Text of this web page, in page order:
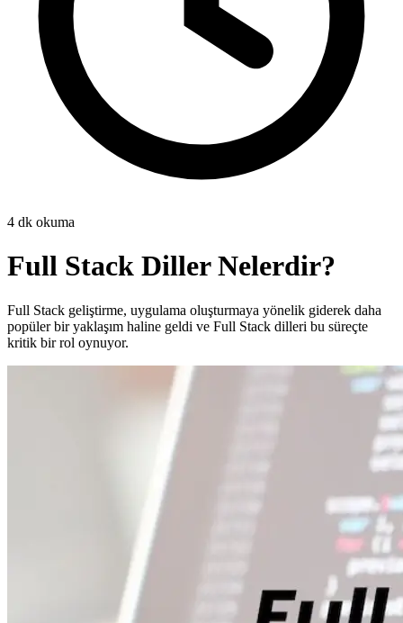
4 dk okuma
Full Stack Diller Nelerdir?
Full Stack geliştirme, uygulama oluşturmaya yönelik giderek daha
popüler bir yaklaşım haline geldi ve Full Stack dilleri bu süreçte
kritik bir rol oynuyor.